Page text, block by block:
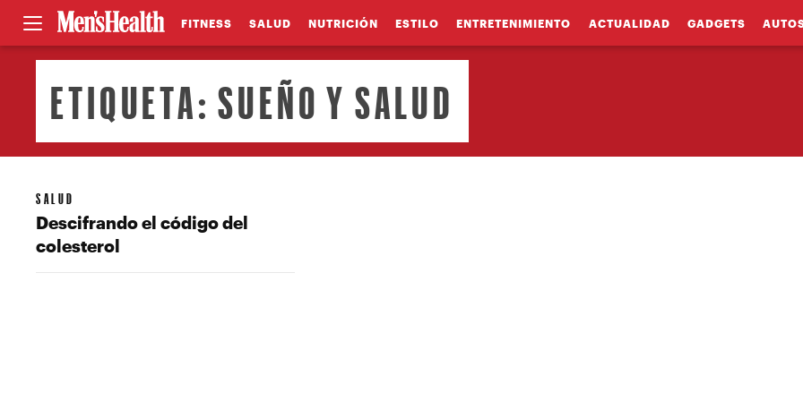
FITNESS SALUD NUTRICIÓN ESTILO ENTRETENIMIENTO ACTUALIDAD GADGETS
ETIQUETA:SUEÑO Y SALUD
SALUD
Descifrando el código del
colesterol